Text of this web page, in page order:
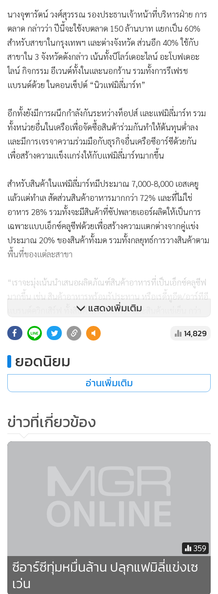
นางจุฑารัตน์ วงศ์สุวรรณ รองประธานเจ้าหน้าที่บริหารฝ่าย การ
ตลาด กล่าวว่า ปีนี้จะใช้งบตลาด 150 ล้านบาท แยกเป็น 60%
สำหรับสาขาในกรุงเทพฯ และต่างจังหวัด ส่วนอีก 40% ใช้กับ
สาขาใน 3 จังหวัดดังกล่าว เน้นทั้งบีโลว์เดอะไลน์ อะโบฟเดอะ
ไลน์ กิจกรรม อีเวนต์ทั้งในและนอกร้าน รวมทั้งการรีเฟรช
แบรนด์ด้วย ในคอนเซ็ปต์ “นิวแฟมิลี่มาร์ท”
อีกทั้งยังมีการผนึกกำลังกันระหว่างท็อปส์ และแฟมิลี่มาร์ท รวม
ทั้งหน่วยอื่นในเครือเพื่อจัดซื้อสินต้าร่วมกันทำให้ต้นทุนต่ำลง
และมีการเจรจาความร่วมมือกับธุรกิจอื่นเครือซีอาร์ซีด้วยกัน
เพื่อสร้างความแข็งแกร่งให้กับแฟมิลี่มาร์ทมากขึ้น
สำหรับสินค้าในแฟมิลี่มาร์ทมีประมาณ 7,000-8,000 เอสเคยู
แล้วแต่ทำเล สัดส่วนสินค้าอาหารมากกว่า 72% และที่ไม่ใช่
อาหาร 28% รวมทั้งจะมีสินค้าที่ซัปพลายเออร์ผลิตให้เป็นการ
เฉพาะแบบเอ็กซ์คลูซีฟด้วยเพื่อสร้างความแตกต่างจากคู่แข่ง
ประมาณ 20% ของสินค้าทั้งมด รวมทั้งกลยุทธ์การวางสินค้าตาม
พื้นที่ของแต่ละสาขา
“เราจะมุ่งเน้นนำเสนอผลิตภัณฑ์สินค้าอาหารที่เป็นเอ็กซ์คลูซีฟ
มากขึ้น เช่น สินค้าอาหารพร้อมรัประทาน หรือเรดี้ทูอีต/อาร์ทีอี
แบรนด์ควิกเสิร์ฟ ทั้งสินค้าแช่เยือกแข็ง และสินค้าแช่เย็น กว่า
50 เมนู ซึ่งเดือนมีนาคมนี้จะเปิดตัว 5 เมนูใหม่เช่น ยากิโซบะหมู
ข้าวปลาแซลมอนย่างซีอิ๊ว ข้าวแกงกะหรี่หมูญี่ปุ่น เป็นต้น 2. สิน
ค้าคิตตี้คอลเลกชัน ซึ่งแฟมิลี่มาร์ทได้รับสิทธิ์ในการเป็นผู้ผลิต
และจำหน่าย จะให้ความสำคัญกับกลุ่มอาหาร เช่น หมากฝรั่ง
แสดงเพิ่มเติม
14,829
ยอดนิยม
อ่านเพิ่มเติม
ข่าวที่เกี่ยวข้อง
359
ซีอาร์ซีทุ่มหมื่นล้าน ปลุกแฟมิลี่แข่งเซ
เว่น